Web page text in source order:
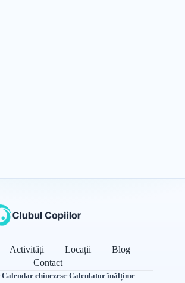
Activități Locații
Blog
Contact
·Calendar chinezesc·Calculator înălțime